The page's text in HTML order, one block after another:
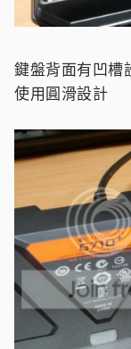
鍵盤背面有凹槽
使用圓滑設計